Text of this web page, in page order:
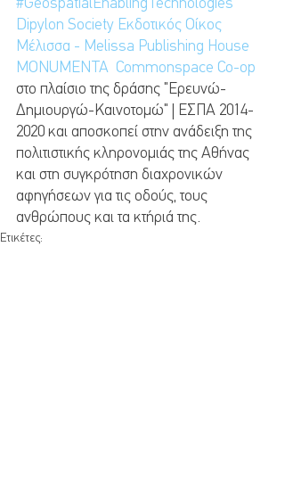
#GeospatialEnablingTechnologies
Dipylon Society Εκδοτικός Οίκος
Μέλισσα - Melissa Publishing House
MONUMENTA Commonspace Co-op
στο πλαίσιο της δράσης "Ερευνώ-
Δημιουργώ-Καινοτομώ" | ΕΣΠΑ 2014-
2020 και αποσκοπεί στην ανάδειξη της
πολιτιστικής κληρονομιάς της Αθήνας
και στη συγκρότηση διαχρονικών
αφηγήσεων για τις οδούς, τους
ανθρώπους και τα κτήριά της.
Ετικέτες: